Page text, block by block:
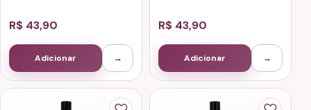
R$ 43,90
Adicionar →
R$ 43,90
Adicionar →